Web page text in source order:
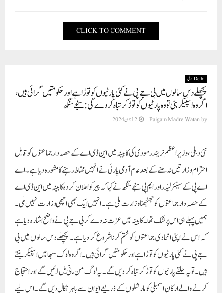
CLICK TO COMMENT
Delhi دہلی
پچھلے دس سالوں میں بی جے پی نے کئی پارٹیوں کو توڑا ہے اور حکومتیں گرائی ہیں،
اگر وہ اسپیکر بنی تو وہ پارٹیوں کو توڑ کر تباہ کر دے گی: سنجے سنگھ
by
Paigam Madre Watan 12 جون 2024
نئی دہلی، وزیر اعظم نریندر مودی کی کابینہ میں این ڈی اے کے حصہ دار جماعتوں کو قابل
احترام وزارتیں نہ ملنے کے بعد عام آدمی پارٹی نے انہیں محتاط رہنے کا مشورہ دیا ہے۔ اے
اے پی کے سینئر لیڈر اور ایم پی سنجے سنگھ نے کہا کہ پیر کو اعلان کردہ کابینہ میں این ڈی اے
کے حصہ دار جماعتوں کو جھنجھنا وزارت ملی ہے۔ انہیں ایک بھی اچھی وزارت نہیں ملی۔
ہمیں پہلے ہی اس پر شک تھا۔ کابینہ میں عزت نہ دے کر بی جے پی نے واضح اشارہ دیا ہے
کہ اس نے اپنی اتحادی جماعتوں کو ختم کرنا شروع کر دیا ہے۔ پچھلے دس سالوں میں بی
جے پی نے کئی پارٹیوں کو توڑا ہے اور حکومتیں گرائی ہیں۔ اگر وہ لوک سبھا میں اسپیکر بنتے
ہیں۔تو یہ حلقے پارٹیوں کو توڑ کر تباہ کر دیں گے۔ یہ لوگ من مانی بل لائیں گے اور احتجاج
کرنے والے ارکان اسمبلی کو مارشلوں کے ذریعے ایوان سے باہر نکال دیں گے۔ اس لیے